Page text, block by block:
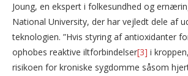
Joung, en ekspert i folkesundhed og
National University, der har vejledt dele af
teknologien. ”Hvis styring af antioxidanter
ophobes reaktive iltforbindelser[3] i
risikoen for kroniske sygdomme såsom